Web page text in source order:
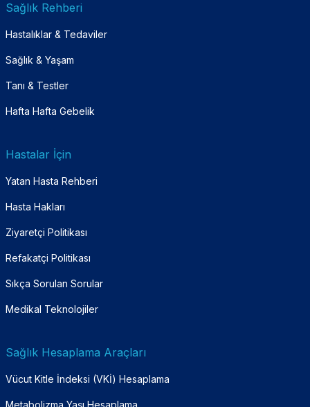
Sağlık Rehberi
Hastalıklar & Tedaviler
Sağlık & Yaşam
Tanı & Testler
Hafta Hafta Gebelik
Hastalar İçin
Yatan Hasta Rehberi
Hasta Hakları
Ziyaretçi Politikası
Refakatçi Politikası
Sıkça Sorulan Sorular
Medikal Teknolojiler
Sağlık Hesaplama Araçları
Vücut Kitle İndeksi (VKİ) Hesaplama